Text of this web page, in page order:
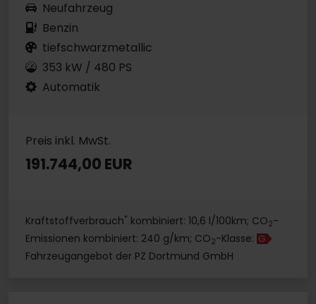
Neufahrzeug
Benzin
tiefschwarzmetallic
353 kW / 480 PS
Automatik
Preis inkl. MwSt.
191.744,00 EUR
Kraftstoffverbrauch* kombiniert: 10,6 l/100km; CO2-
Emissionen kombiniert: 240 g/km; CO2-Klasse: G
Fahrzeugangebot der PZ Dortmund GmbH